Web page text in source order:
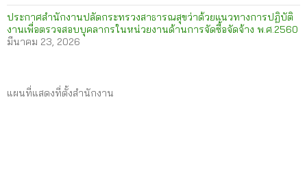
ประกาศสำนักงานปลัดกระทรวงสาธารณสุขว่าด้วยแนวทางการปฏิบัติ
งานเพื่อตรวจสอบบุคลากรในหน่วยงานด้านการจัดซื้อจัดจ้าง พ.ศ.2560
มีนาคม 23, 2026
แผนที่แสดงที่ตั้งสำนักงาน